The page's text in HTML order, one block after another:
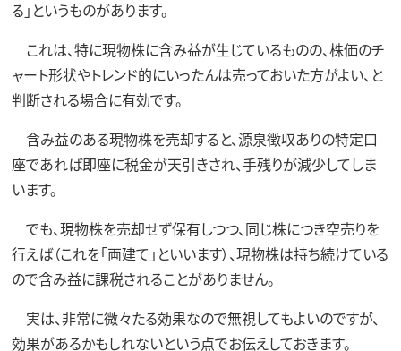
る」というものがあります。
これは、特に現物株に含み益が生じているものの、株価のチ
ャート形状やトレンド的にいったんは売っておいた方がよい、と
判断される場合に有効です。
含み益のある現物株を売却すると、源泉徴収ありの特定口
座であれば即座に税金が天引きされ、手残りが減少してしま
います。
でも、現物株を売却せず保有しつつ、同じ株につき空売りを
行えば（これを「両建て」といいます）、現物株は持ち続けている
ので含み益に課税されることがありません。
実は、非常に微々たる効果なので無視してもよいのですが、
効果があるかもしれないという点でお伝えしておきます。